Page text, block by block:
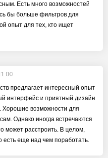
Есть много возможностей
бы больше фильтров для
опыт для тех, кто ищет
предлагает интересный опыт
интерфейс и приятный дизайн
Хорошие возможности для
Однако иногда встречаются
может расстроить. В целом,
еще над чем поработать.